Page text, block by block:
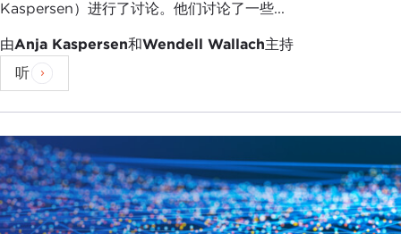
Kaspersen）进行了讨论。他们讨论了一些...
由Anja Kaspersen和Wendell Wallach主持
听